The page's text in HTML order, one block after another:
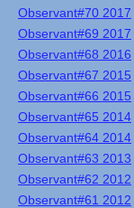
Observant#70 2017
Observant#69 2017
Observant#68 2016
Observant#67 2015
Observant#66 2015
Observant#65 2014
Observant#64 2014
Observant#63 2013
Observant#62 2012
Observant#61 2012